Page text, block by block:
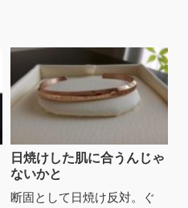
日焼けした肌に合うんじゃ
ないかと
断固として日焼け反対。ぐ